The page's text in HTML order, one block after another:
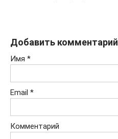
Добавить комментарий
Имя *
Email *
Комментарий